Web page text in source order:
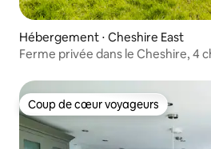
Hébergement ⋅ Cheshire East
Ferme privée dans le Cheshire, 4
Coup de cœur voyageurs
Coup de cœur voyageurs